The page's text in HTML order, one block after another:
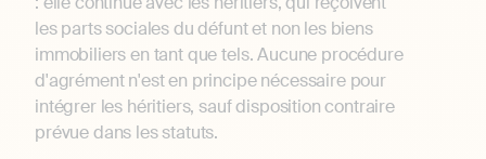
les parts sociales du défunt et non les biens
immobiliers en tant que tels. Aucune procédure
d'agrément n'est en principe nécessaire pour
intégrer les héritiers, sauf disposition contraire
prévue dans les statuts.